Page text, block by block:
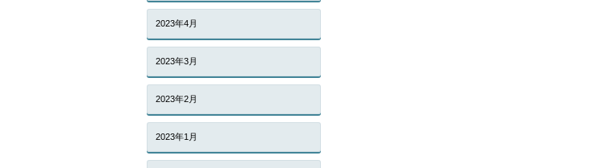
2023年4月
2023年3月
2023年2月
2023年1月